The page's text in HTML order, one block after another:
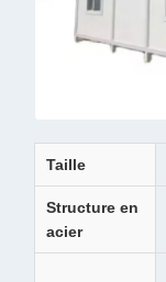
Taille
Structure en
acier